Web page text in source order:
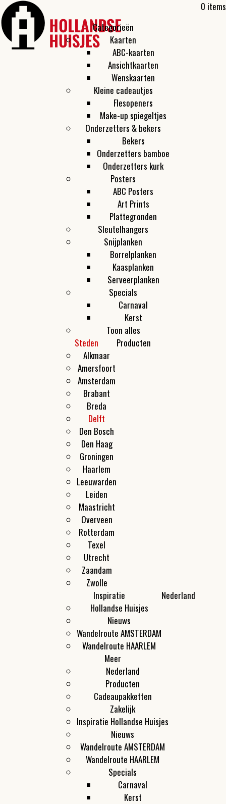
0 items
Categorieën
Kaarten
ABC-kaarten
Ansichtkaarten
Wenskaarten
Kleine cadeautjes
Flesopeners
Make-up spiegeltjes
Onderzetters & bekers
Bekers
Onderzetters bamboe
Onderzetters kurk
Posters
ABC Posters
Art Prints
Plattegronden
Sleutelhangers
Snijplanken
Borrelplanken
Kaasplanken
Serveerplanken
Specials
Carnaval
Kerst
Toon alles
Steden
Alkmaar
Amersfoort
Amsterdam
Brabant
Breda
Delft
Den Bosch
Den Haag
Groningen
Haarlem
Leeuwarden
Leiden
Maastricht
Overveen
Rotterdam
Texel
Utrecht
Zaandam
Zwolle
Producten
Inspiratie
Hollandse Huisjes
Nieuws
Wandelroute AMSTERDAM
Wandelroute HAARLEM
Nederland
Meer
Nederland
Producten
Cadeaupakketten
Zakelijk
Inspiratie Hollandse Huisjes
Nieuws
Wandelroute AMSTERDAM
Wandelroute HAARLEM
Specials
Carnaval
Kerst